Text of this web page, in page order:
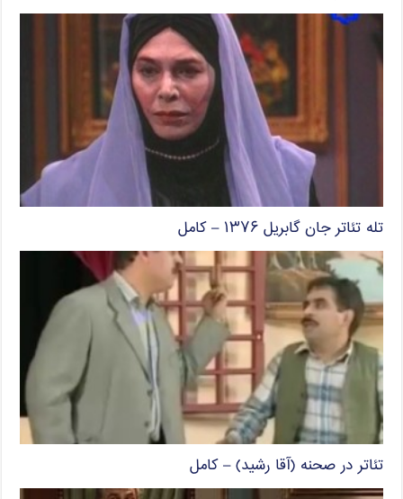
تله تئاتر جان گابریل ۱۳۷۶ – کامل
تئاتر در صحنه (آقا رشید) – کامل